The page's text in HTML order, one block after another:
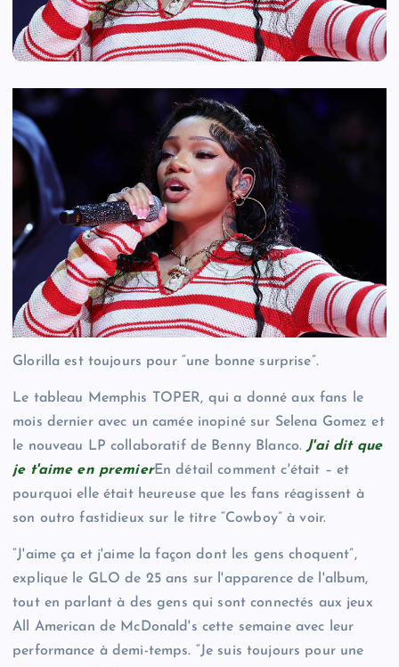
Glorilla est toujours pour “une bonne surprise”.
Le tableau Memphis TOPER, qui a donné aux fans le
mois dernier avec un camée inopiné sur Selena Gomez et
le nouveau LP collaboratif de Benny Blanco. J'ai dit que
je t'aime en premierEn détail comment c'était – et
pourquoi elle était heureuse que les fans réagissent à
son outro fastidieux sur le titre “Cowboy” à voir.
“J'aime ça et j'aime la façon dont les gens choquent”,
explique le GLO de 25 ans sur l'apparence de l'album,
tout en parlant à des gens qui sont connectés aux jeux
All American de McDonald's cette semaine avec leur
performance à demi-temps. “Je suis toujours pour une